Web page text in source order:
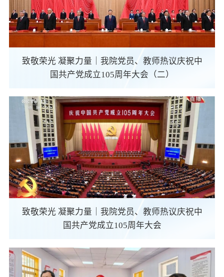
致敬荣光 凝聚力量｜我院党员、教师热议庆祝中
国共产党成立105周年大会（二）
致敬荣光 凝聚力量｜我院党员、教师热议庆祝中
国共产党成立105周年大会